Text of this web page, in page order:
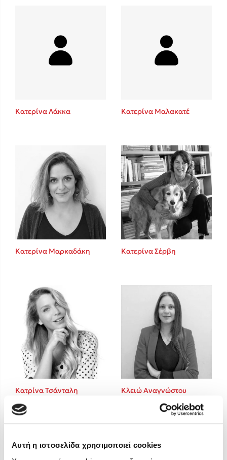
Αυτή η ιστοσελίδα χρησιμοποιεί cookies
Δημοφιλείς Συγγραφείς
Φυστίκι ΠουΚυλάει
Παύλος Καστανάς
El Sombrero
Στέφανος Ξενάκης
Sebastian Fitzek
Lucinda Riley
Mimi Matthews
Benzamin Bécue
Rebecca Yarros
Teo Benedetti
Τζένη Κουτσοδημητροπούλου
Ali Hazelwood
Cori Doerrfeld
Pierdomenico Baccalario
Δανάη Ιμπραχήμ
Κατερίνα Λάκκα Κατερίνα Μαλακατέ
Κατερίνα Μαρκαδάκη Κατερίνα Σέρβη
Κατρίνα Τσάνταλη Κλειώ Αναγνώστου